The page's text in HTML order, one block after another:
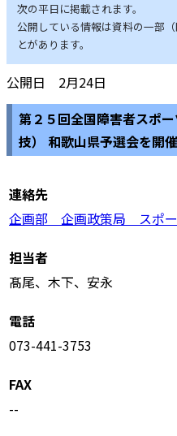
次の平日に掲載されます。
公開している情報は資料の一部
とがあります。
公開日 2月24日
第２５回全国障害者スポ
技） 和歌山県予選会を開
連絡先
企画部 企画政策局 スポ
担当者
髙尾、木下、安永
電話
073-441-3753
FAX
--